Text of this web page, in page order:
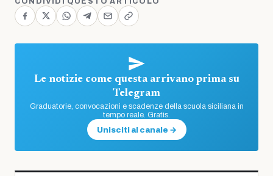
Le notizie come questa arrivano prima su
Telegram
Graduatorie, convocazioni e scadenze della scuola siciliana in
tempo reale. Gratis.
Unisciti al canale →